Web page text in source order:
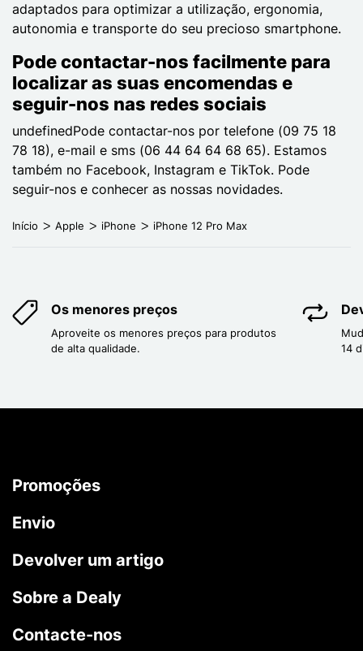
adaptados para optimizar a utilização, ergonomia,
autonomia e transporte do seu precioso smartphone.
Pode contactar-nos facilmente para
localizar as suas encomendas e
seguir-nos nas redes sociais
undefinedPode contactar-nos por telefone (09 75 18
78 18), e-mail e sms (06 44 64 64 68 65). Estamos
também no Facebook, Instagram e TikTok. Pode
seguir-nos e conhecer as nossas novidades.
Início Apple iPhone iPhone 12 Pro Max
Os menores preços
Aproveite os menores preços para produtos
de alta qualidade.
14
Promoções
Envio
Devolver um artigo
Sobre a Dealy
Contacte-nos